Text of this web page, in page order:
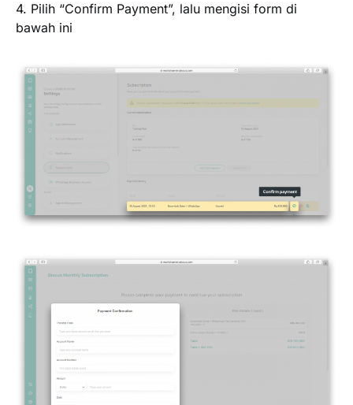
4. Pilih “Confirm Payment”, lalu mengisi form di
bawah ini